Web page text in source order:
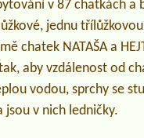
v 87 chatkách a
jednu
chatek NATAŠA a
aby vzdálenost od
vodou, sprchy se
jsou v nich ledničky.